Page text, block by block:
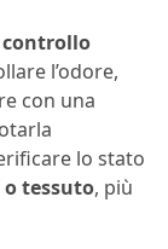
controllo
l’odore,
con una
lo stato
o tessuto, più